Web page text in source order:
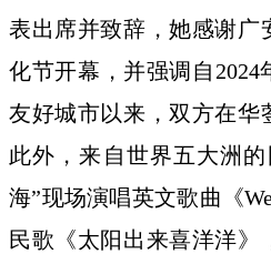
表出席并致辞，她感谢广
化节开幕，并强调自
友好城市以来，双方在华
此外，来自世界五大洲
海”现场演唱英文歌曲《
民歌《太阳出来喜洋洋》